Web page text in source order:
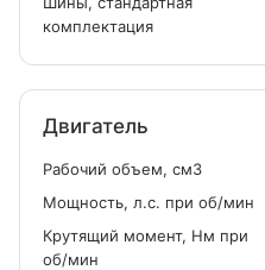
комплектация
Двигатель
Рабочий объем, см3
Мощность, л.с. при об/мин
Крутящий момент, Нм при
об/мин